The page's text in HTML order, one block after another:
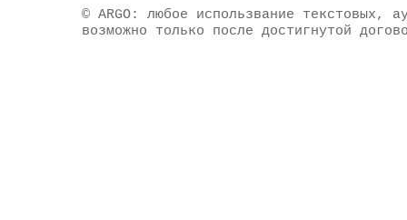
© ARGO: любое использвание
возможно только после достигнутой